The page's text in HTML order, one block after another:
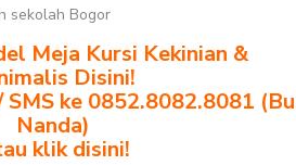
sekolah Bogor
Meja Kursi Kekinian &
Disini!
ke 0852.8082.8081 (Bu
Nanda)
klik disini!